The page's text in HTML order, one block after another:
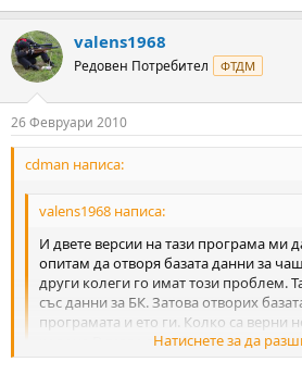
valens1968
Редовен Потребител ФТДМ
26 Февруари 2010
cdman написа:
valens1968 написа:
И двете версии на тази програма ми
опитам да отворя базата данни за
други колеги го имат този проблем.
със данни за БК. Затова отворих
програмата и ето ги. Колко са верни
колона D тегло в грейнове, колона F
може да направи таблицата по
Натиснете за да
Натиснете за да